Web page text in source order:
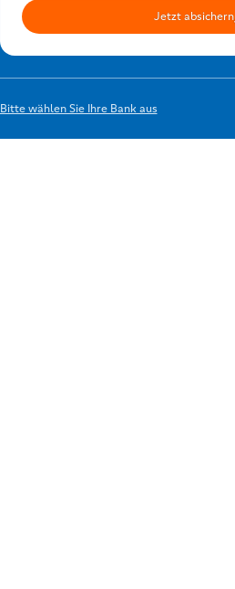
Jetzt absichern
Bitte wählen Sie Ihre Bank aus